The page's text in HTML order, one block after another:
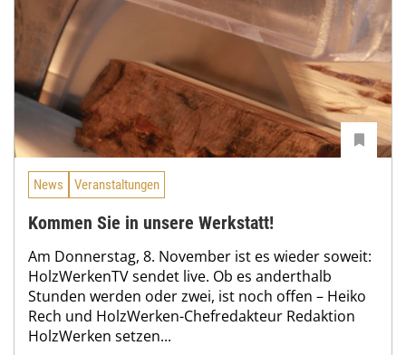
News Veranstaltungen
Kommen Sie in unsere Werkstatt!
Am Donnerstag, 8. November ist es wieder soweit:
HolzWerkenTV sendet live. Ob es anderthalb
Stunden werden oder zwei, ist noch offen – Heiko
Rech und HolzWerken-Chefredakteur Redaktion
HolzWerken setzen...